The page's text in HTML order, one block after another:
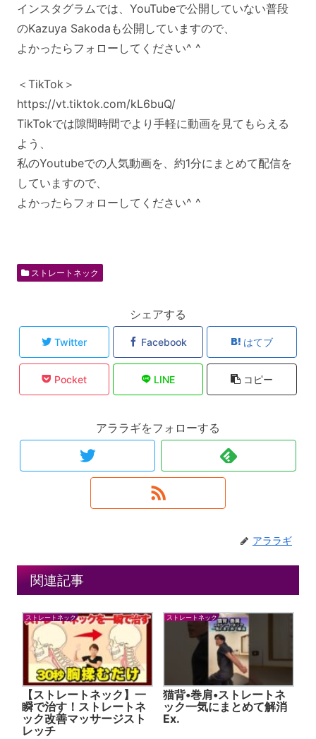
インスタグラムでは、YouTubeで公開していない普段
のKazuya Sakodaも公開していますので、
よかったらフォローしてください^ ^
＜TikTok＞
https://vt.tiktok.com/kL6buQ/
TikTokでは隙間時間でより手軽に動画を見てもらえる
よう、
私のYoutubeでの人気動画を、約1分にまとめて配信を
していますので、
よかったらフォローしてください^ ^
ストレートネック
シェアする
Twitter Facebook はてブ
Pocket LINE コピー
アララギをフォローする
アララギ
関連記事
ストレートネック
【ストレートネック】一
瞬で治す！ストレートネ
ック改善マッサージスト
レッチ
ストレートネック
猫背•巻肩•ストレートネ
ック一気にまとめて解消
Ex.